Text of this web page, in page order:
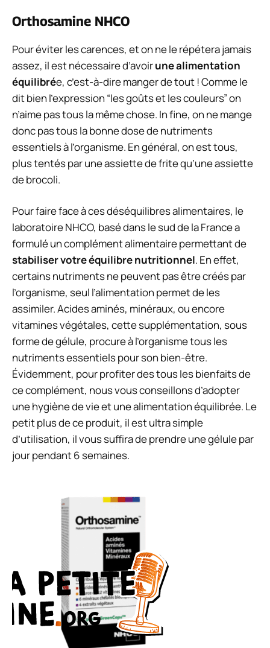
Orthosamine NHCO
Pour éviter les carences, et on ne le répétera jamais
assez, il est nécessaire d’avoirune alimentation
équilibrée, c’est-à-dire manger de tout ! Comme le
dit bien l’expression “les goûts et les couleurs” on
n’aime pas tous la même chose. In fine, on ne mange
donc pas tous la bonne dose de nutriments
essentiels à l’organisme. En général, on est tous,
plus tentés par une assiette de frite qu’une assiette
de brocoli.
Pour faire face à ces déséquilibres alimentaires, le
laboratoire NHCO, basé dans le sud de la France a
formulé un complément alimentaire permettant de
stabiliser votre équilibre nutritionnel. En effet,
certains nutriments ne peuvent pas être créés par
l’organisme, seul l’alimentation permet de les
assimiler. Acides aminés, minéraux, ou encore
vitamines végétales, cette supplémentation, sous
forme de gélule, procure à l’organisme tous les
nutriments essentiels pour son bien-être.
Évidemment, pour profiter des tous les bienfaits de
ce complément, nous vous conseillons d’adopter
une hygiène de vie et une alimentation équilibrée. Le
petit plus de ce produit, il est ultra simple
d’utilisation, il vous suffira de prendre une gélule par
jour pendant 6 semaines.